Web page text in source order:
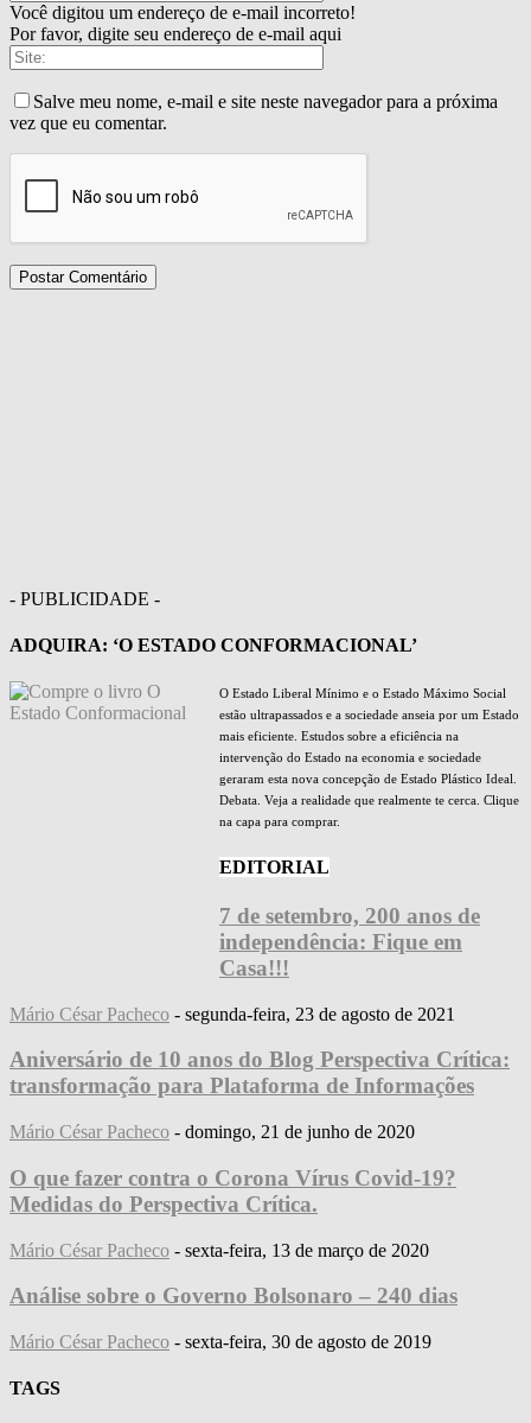
Você digitou um endereço de e-mail incorreto!
Por favor, digite seu endereço de e-mail aqui
Salve meu nome, e-mail e site neste navegador para a próxima
vez que eu comentar.
- PUBLICIDADE -
ADQUIRA: ‘O ESTADO CONFORMACIONAL’
O Estado Liberal Mínimo e o Estado Máximo Social
estão ultrapassados e a sociedade anseia por um Estado
mais eficiente. Estudos sobre a eficiência na
intervenção do Estado na economia e sociedade
geraram esta nova concepção de Estado Plástico Ideal.
Debata. Veja a realidade que realmente te cerca. Clique
na capa para comprar.
EDITORIAL
7 de setembro, 200 anos de
independência: Fique em
Casa!!!
Mário César Pacheco - segunda-feira, 23 de agosto de 2021
Aniversário de 10 anos do Blog Perspectiva Crítica:
transformação para Plataforma de Informações
Mário César Pacheco - domingo, 21 de junho de 2020
O que fazer contra o Corona Vírus Covid-19?
Medidas do Perspectiva Crítica.
Mário César Pacheco - sexta-feira, 13 de março de 2020
Análise sobre o Governo Bolsonaro – 240 dias
Mário César Pacheco - sexta-feira, 30 de agosto de 2019
TAGS